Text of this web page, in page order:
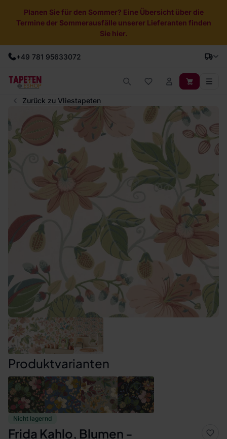
Planen Sie für den Sommer? Eine Übersicht über die
Termine der Sommerausfälle unserer Lieferanten finden
Sie hier.
+49 781 95633072
Zurück zu Vliestapeten
Nicht lagernd
Frida Kahlo, Blumen -
Produktvarianten